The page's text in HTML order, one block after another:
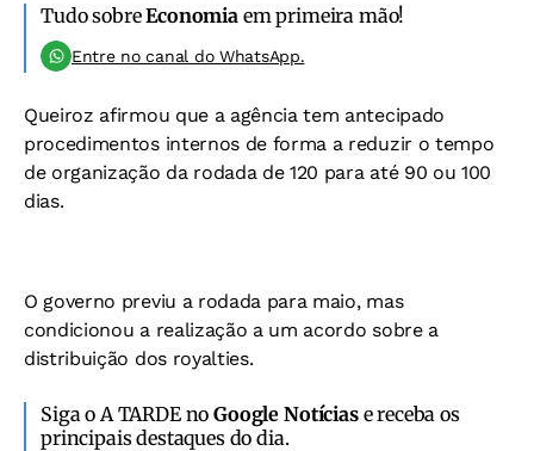
Tudo sobreEconomiaem primeira mão!
Entre no canal do WhatsApp.
Queiroz afirmou que a agência tem antecipado
procedimentos internos de forma a reduzir o tempo
de organização da rodada de 120 para até 90 ou 100
dias.
O governo previu a rodada para maio, mas
condicionou a realização a um acordo sobre a
distribuição dos royalties.
Siga o A TARDE noGoogle Notíciase receba os
principais destaques do dia.